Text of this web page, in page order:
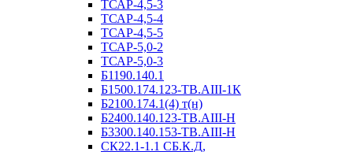
ТСАР-4,5-3
ТСАР-4,5-4
ТСАР-4,5-5
ТСАР-5,0-2
ТСАР-5,0-3
Б1190.140.1
Б1500.174.123-ТВ.АIII-1К
Б2100.174.1(4) т(н)
Б2400.140.123-ТВ.АIII-Н
Б3300.140.153-ТВ.АIII-Н
СК22.1-1.1 СБ.К.Д,